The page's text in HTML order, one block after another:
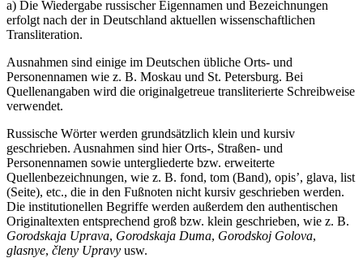
a) Die Wiedergabe russischer Eigennamen und Bezeichnungen
erfolgt nach der in Deutschland aktuellen wissenschaftlichen
Ausnahmen sind einige im Deutschen übliche Orts- und
Personennamen wie z. B. Moskau und St. Petersburg. Bei
Quellenangaben wird die originalgetreue transliterierte Schreibweise
Russische Wörter werden grundsätzlich klein und kursiv
geschrieben. Ausnahmen sind hier Orts-, Straßen- und
Personennamen sowie untergliederte bzw. erweiterte
Quellenbezeichnungen, wie z. B. fond, tom (Band), opis’, glava, list
(Seite), etc., die in den Fußnoten nicht kursiv geschrieben werden.
Die institutionellen Begriffe werden außerdem den authentischen
Originaltexten entsprechend groß bzw. klein geschrieben, wie z. B.
Gorodskaja Uprava,Gorodskaja Duma